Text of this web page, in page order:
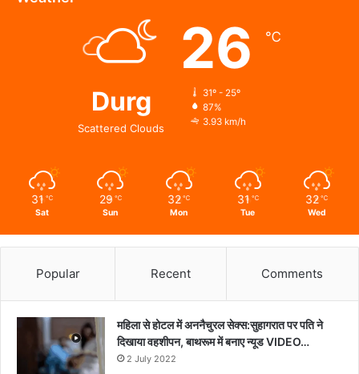
Durg
Scattered Clouds
26 ℃
31º - 25º
87%
3.93 km/h
31 ℃
Sat
29 ℃
Sun
32 ℃
Mon
31 ℃
Tue
32 ℃
Wed
Popular Recent Comments
महिला से होटल में अननैचुरल सेक्स:सुहागरात पर पति ने
दिखाया वहशीपन, बाथरूम में बनाए न्यूड VIDEO…
2 July 2022